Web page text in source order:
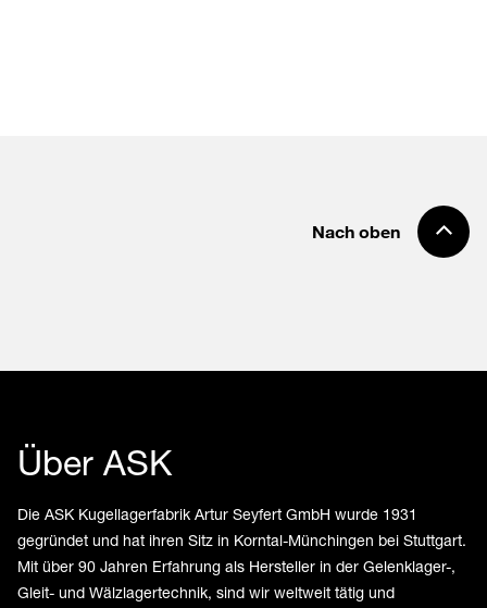
Nach oben
Über ASK
Die ASK Kugellagerfabrik Artur Seyfert GmbH wurde 1931
gegründet und hat ihren Sitz in Korntal-Münchingen bei Stuttgart.
Mit über 90 Jahren Erfahrung als Hersteller in der Gelenklager-,
Gleit- und Wälzlagertechnik, sind wir weltweit tätig und